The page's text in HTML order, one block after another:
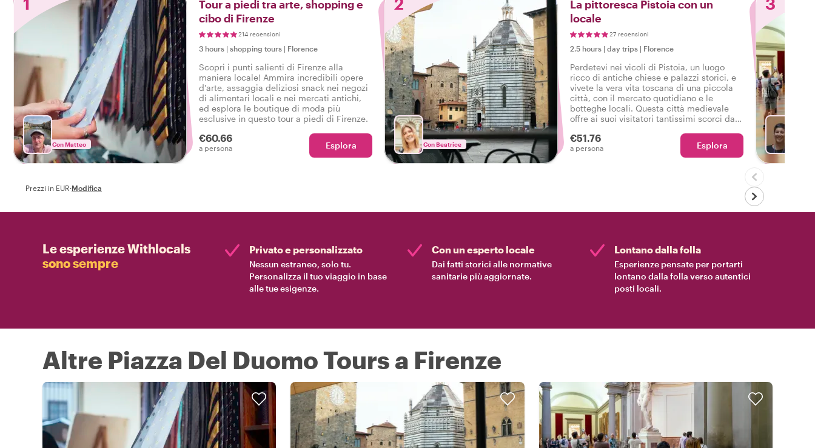
Con Matteo
Tour a piedi tra arte, shopping e
cibo di Firenze
214 recensioni
3 hours | shopping tours | Florence
Scopri i punti salienti di Firenze alla
maniera locale! Ammira incredibili opere
d'arte, assaggia deliziosi snack nei negozi
di alimentari locali e nei mercati antichi,
ed esplora le boutique di moda più
esclusive in questo tour a piedi di Firenze.
€60.66
a persona Esplora Con Beatrice
La pittoresca Pistoia con un
locale
27 recensioni
2.5 hours | day trips | Florence
Perdetevi nei vicoli di Pistoia, un luogo
ricco di antiche chiese e palazzi storici, e
vivete la vera vita toscana di una piccola
città, con il mercato quotidiano e le
botteghe locali. Questa città medievale
offre ai suoi visitatori tantissimi scorci da
€51.76
a persona Esplora
Prezzi in EUR·Modifica
Le esperienze Withlocals
sono sempre
Privato e personalizzato
Nessun estraneo, solo tu.
Personalizza il tuo viaggio in base
alle tue esigenze.
Con un esperto locale
Dai fatti storici alle normative
sanitarie più aggiornate.
Lontano dalla folla
Esperienze pensate per portarti
lontano dalla folla verso autentici
posti locali.
Altre Piazza Del Duomo Tours a Firenze